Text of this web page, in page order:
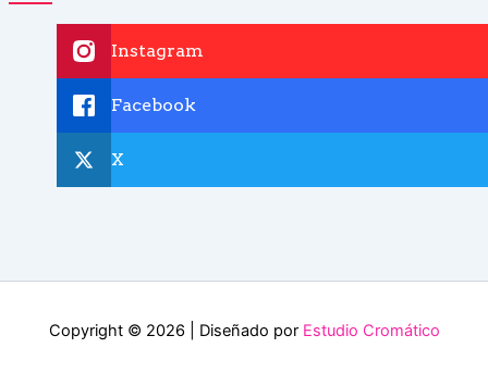
Instagram
Facebook
X
Copyright © 2026 | Diseñado por Estudio Cromático